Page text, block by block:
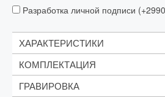
Разработка личной подписи (+2990
ХАРАКТЕРИСТИКИ
поворотного
Материал:
КОМПЛЕКТАЦИЯ
Чёрный стержень (M - 1мм)
ГРАВИРОВКА